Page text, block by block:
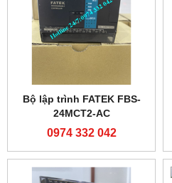
6ES7214-1AD23-0XB8
0974 332 042